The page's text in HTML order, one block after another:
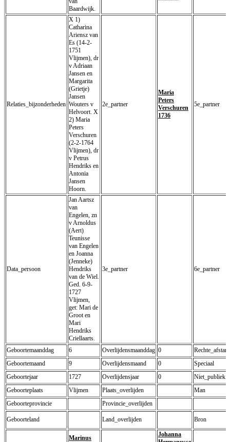
Baardwijk.
Relaties_bijzonderheden
X 1)
Catharina
Ariensz van
Es (14-2-
1751
Vlijmen), dr
v Adriaan
Jansen en
Margarita
(Grietje)
Jansen
Wouters v
Helvoort. X
2) Maria
Peters
Verschuren
(2-2-1764
Vlijmen), dr
v Petrus
Hendriks en
Antonia
Jansen
Hoorn.
2e_partner
Maria
Peters
Verschuren
1736
5e_partner
Data_persoon
Jan Aartsz
van
Engelen, zn
v Arnoldus
(Aert)
Teunisse
van Engelen
en Joanna
(Jenneke)
Hendriks
van de Wiel.
Ged. 6-9-
1727
Vlijmen,
get: Mari de
Groot en
Mari
Hendriks
Criellaarts.
3e_partner 6e_partner
Geboortemaanddag 6 Overlijdensmaanddag 0
Geboortemaand
9 Overlijdensmaand 0
Speciaal
Geboortejaar
1727 Overlijdensjaar 0
Niet_publiek
Geboorteplaats
Vlijmen Plaats_overlijden
Man
Geboorteprovincie
Provincie_overlijden
Geboorteland Land_overlijden Bron
Marinus
Johanna